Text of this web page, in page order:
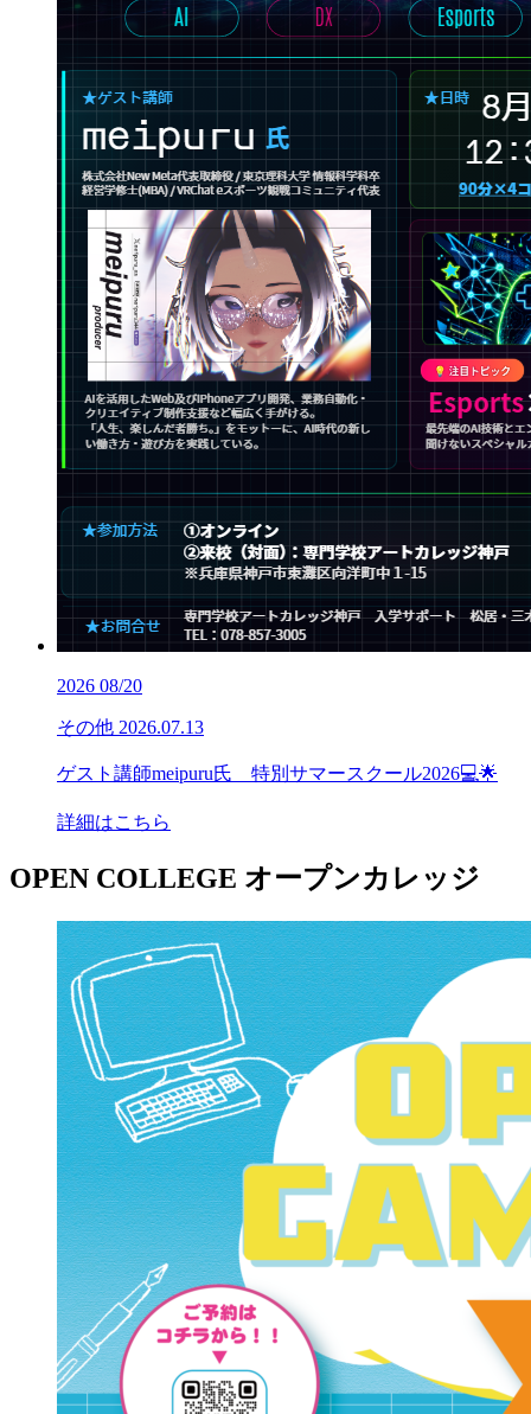
2026 08/20
その他 2026.07.13
ゲスト講師meipuru氏 特別サマースクール2026💻🌟
詳細はこちら
OPEN COLLEGE オープンカレッジ